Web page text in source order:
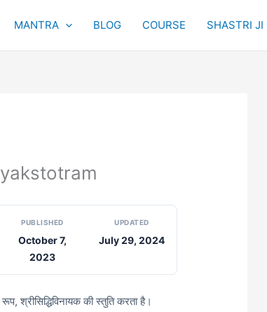
MANTRA BLOG COURSE SHASTRI JI
PUBLISHED
October 7,
2023
UPDATED
July 29, 2024
श्रीसिद्धिविनायक की स्तुति करता है।